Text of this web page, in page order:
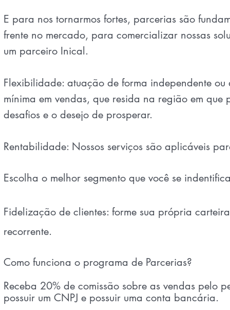
E para nos tornarmos fortes, parcerias são
frente no mercado, para comercializar nossas
um parceiro Inical.
Flexibilidade: atuação de forma independente
mínima em vendas, que resida na região em
desafios e o desejo de prosperar.
Rentabilidade: Nossos serviços são aplicáveis
Escolha o melhor segmento que você se
Fidelização de clientes: forme sua própria
recorrente.
Como funciona o programa de Parcerias?
Receba 20% de comissão sobre as vendas pelo
possuir um CNPJ e possuir uma conta bancária.